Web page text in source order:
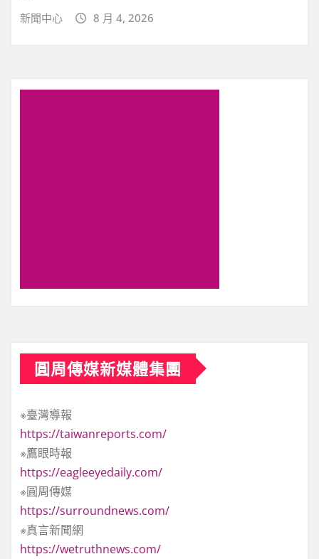
新聞中心 8 月 4, 2026
圓周傳媒新媒體集團
※臺灣導報
https://taiwanreports.com/
※鷹眼時報
https://eagleeyedaily.com/
※圓周傳媒
https://surroundnews.com/
※真言新聞網
https://wetruthnews.com/